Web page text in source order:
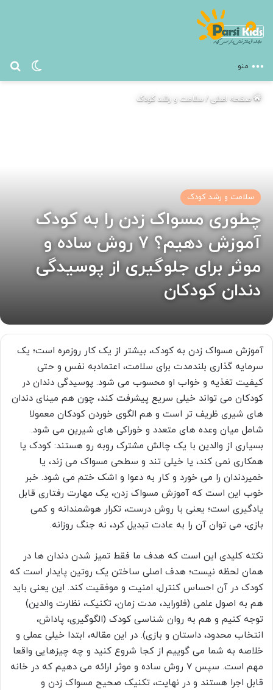
تغییر منو
صفحه اصلی/سلامت و رشد کودک
سلامت و رشد کودک
چطوری مسواک زدن را به کودک
آموزش دهیم؟ ۷ روش ساده و
موثر برای جلوگیری از پوسیدگی
دندان کودکان
آموزش مسواک زدن به کودک، بیشتر از یک کار روزمره است؛ یک
سرمایه گذاری بلندمدت برای سلامت، اعتمادبه نفس و حتی
کیفیت تغذیه و خواب او محسوب می شود. پوسیدگی دندان در
کودکان می تواند خیلی سریع پیشرفت کند، چون هم مینای دندان
های شیری ظریف تر است و هم الگوی خوردن کودکان معمولا
شامل میان وعده های متعدد و خوراکی های شیرین می شود.
بسیاری از والدین با یک چالش مشترک روبه رو هستند: کودک یا
همکاری نمی کند، یا خیلی تند و سطحی مسواک می زند، یا
خمیردندان را می خورد و کار به دعوا و اشک ختم می شود. خبر
خوب این است که آموزش مسواک زدن، یک مهارت رفتاری قابل
یادگیری است؛ یعنی با روش درست، تکرار هوشمندانه و کمی
بازی، می توان آن را به عادت تبدیل کرد، نه جنگ روزانه.
نکته کلیدی این است که هدف ما فقط تمیز شدن دندان ها در
همان لحظه نیست؛ هدف اصلی ساختن یک روتین پایدار است که
کودک در آن احساس کنترل، امنیت و موفقیت کند. این یعنی باید
هم به اصول علمی (فلوراید، مدت زمان، تکنیک، نظارت والدین)
توجه کنیم و هم به روان شناسی کودک (الگوگیری، پاداش،
انتخاب محدود، داستان و بازی). در این مقاله، ابتدا خیلی عملی و
خلاصه به شما می گوییم از کجا شروع کنید و چه چیزهایی واقعا
مهم است. سپس ۷ روش ساده و موثر ارائه می دهیم که در خانه
قابل اجرا هستند و در نهایت، تکنیک صحیح مسواک زدن و